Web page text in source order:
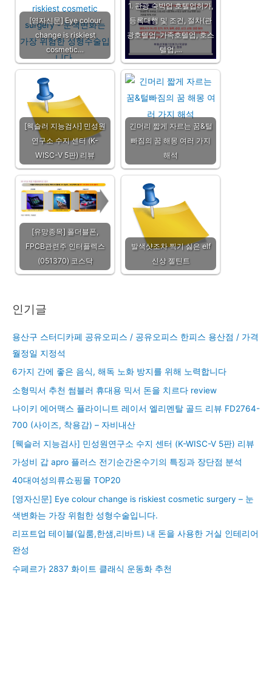
[영자신문] Eye colour
change is riskiest
cosmetic…
1. 관광 숙박업 호텔업허가,
등록대행 및 조건, 절차(관
광호텔업, 가족호텔업, 호스
텔업,…
[웩슬러 지능검사] 민성원
연구소 수지 센터 (K-
WISC-V 5판) 리뷰
긴머리 짧게 자르는 꿈&털
빠짐의 꿈 해몽 여러 가지
해석
[유망종목] 폴더블폰,
FPCB관련주 인터플렉스
(051370) 코스닥
발색샷조차 찍기 싫은 elf
신상 젤틴트
인기글
용산구 스터디카페 공유오피스 / 공유오피스 한피스 용산점 / 가격
월정일 지정석
6가지 간에 좋은 음식, 해독 노화 방지를 위해 노력합니다
소형믹서 추천 썸블러 휴대용 믹서 돈을 치르다 review
나이키 에어맥스 플라이니트 레이서 엘리멘탈 골드 리뷰 FD2764-
700 (사이즈, 착용감) – 자비내산
[웩슬러 지능검사] 민성원연구소 수지 센터 (K-WISC-V 5판) 리뷰
가성비 갑 apro 플러스 전기순간온수기의 특징과 장단점 분석
40대여성의류쇼핑몰 TOP20
[영자신문] Eye colour change is riskiest cosmetic surgery – 눈
색변화는 가장 위험한 성형수술입니다.
리프트업 테이블(일룸,한샘,리바트) 내 돈을 사용한 거실 인테리어
완성
수페르가 2837 화이트 클래식 운동화 추천